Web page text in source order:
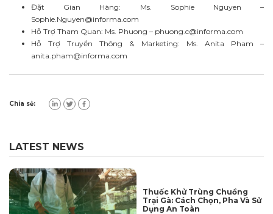
Đặt Gian Hàng: Ms. Sophie Nguyen –
Sophie.Nguyen@informa.com
Hỗ Trợ Tham Quan: Ms. Phuong – phuong.c@informa.com
Hỗ Trợ Truyền Thông & Marketing: Ms. Anita Pham –
anita.pham@informa.com
Chia sẻ:
LATEST NEWS
Thuốc Khử Trùng Chuồng
Trại Gà: Cách Chọn, Pha Và Sử
Dụng An Toàn